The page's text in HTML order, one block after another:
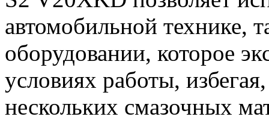
автомобильной технике,
оборудовании, которое
условиях работы,
нескольких смазочных